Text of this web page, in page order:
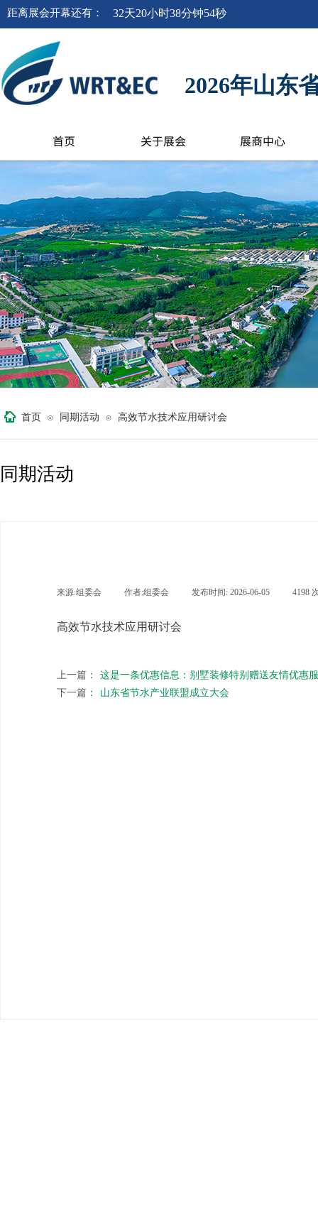
距离展会开幕还有 ： 32天20小时38分钟53秒
2026年山东
首页 关于展会 展商中心
首页 ⊙ 同期活动 ⊙ 高效节水技术应用研讨会
同期活动
来源:组委会 作者:组委会 发布时间: 2026-06-05 4198
高效节水技术应用研讨会
上一篇：
这是一条优惠信息：别墅装修特别赠送友情优惠
下一篇：
山东省节水产业联盟成立大会